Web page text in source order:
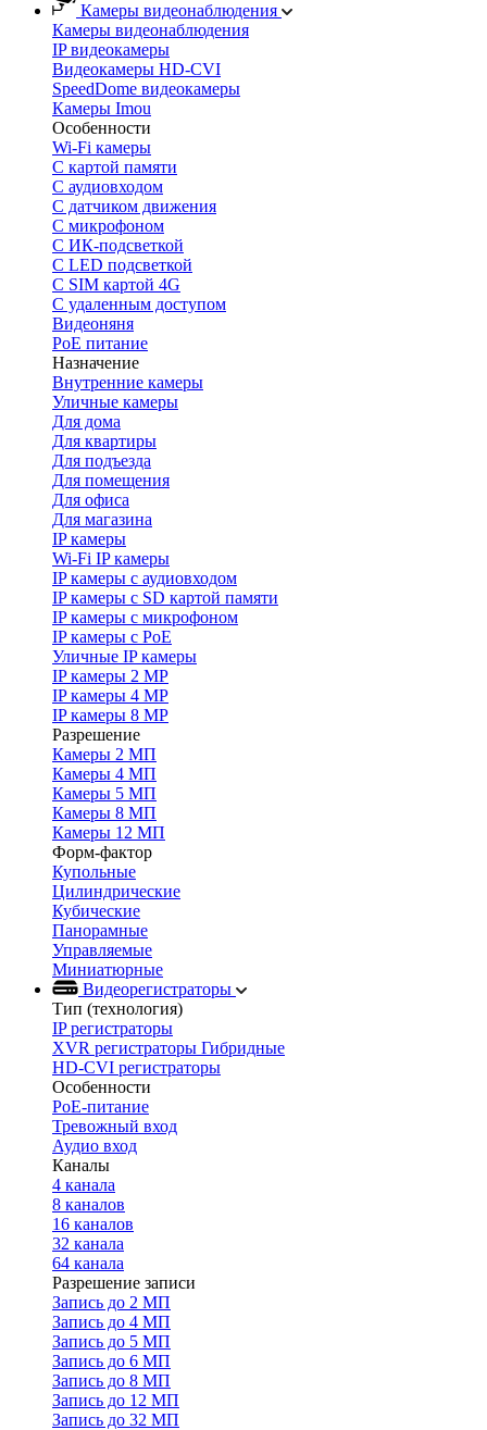
Камеры видеонаблюдения
Камеры видеонаблюдения
IP видеокамеры
Видеокамеры HD-CVI
SpeedDome видеокамеры
Камеры Imou
Особенности
Wi-Fi камеры
С картой памяти
С аудиовходом
С датчиком движения
С микрофоном
С ИК-подсветкой
С LED подсветкой
C SIM картой 4G
C удаленным доступом
Видеоняня
PoE питание
Назначение
Внутренние камеры
Уличные камеры
Для дома
Для квартиры
Для подъезда
Для помещения
Для офиса
Для магазина
IP камеры
Wi-Fi IP камеры
IP камеры с аудиовходом
IP камеры с SD картой памяти
IP камеры с микрофоном
IP камеры с PoE
Уличные IP камеры
IP камеры 2 MP
IP камеры 4 MP
IP камеры 8 MP
Разрешение
Камеры 2 МП
Камеры 4 МП
Камеры 5 МП
Камеры 8 МП
Камеры 12 МП
Форм-фактор
Купольные
Цилиндрические
Кубические
Панорамные
Управляемые
Миниатюрные
Видеорегистраторы
Тип (технология)
IP регистраторы
XVR регистраторы Гибридные
HD-CVI регистраторы
Особенности
PoE-питание
Тревожный вход
Аудио вход
Каналы
4 канала
8 каналов
16 каналов
32 канала
64 канала
Разрешение записи
Запись до 2 МП
Запись до 4 МП
Запись до 5 МП
Запись до 6 МП
Запись до 8 МП
Запись до 12 МП
Запись до 32 МП